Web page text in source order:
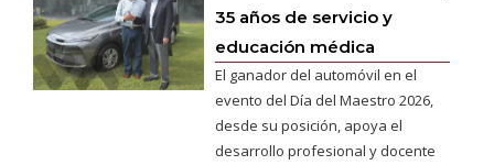
35 años de servicio y
educación médica
El ganador del automóvil en el
evento del Día del Maestro 2026,
desde su posición, apoya el
desarrollo profesional y docente